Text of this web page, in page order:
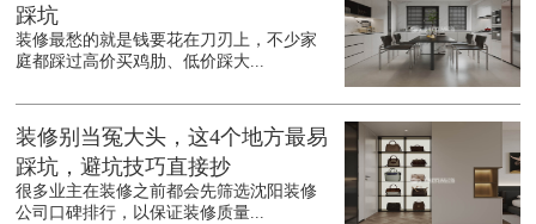
踩坑
装修最愁的就是钱要花在刀刃上，不少家
庭都踩过高价买鸡肋、低价踩大...
装修别当冤大头，这4个地方最易
踩坑，避坑技巧直接抄
很多业主在装修之前都会先筛选沈阳装修
公司口碑排行，以保证装修质量...